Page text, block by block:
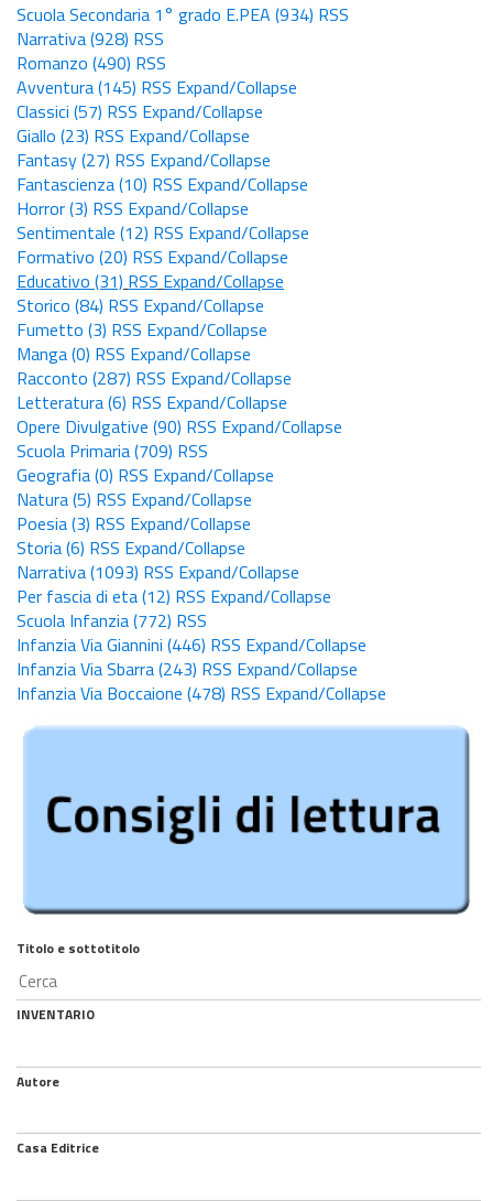
Scuola Secondaria 1° grado E.PEA (934) RSS
Narrativa(928) RSS
Romanzo (490) RSS
Avventura(145) RSS Expand/Collapse
Classici (57) RSS Expand/Collapse
Giallo (23) RSS Expand/Collapse
Fantasy(27) RSS Expand/Collapse
Fantascienza(10) RSS Expand/Collapse
Horror(3) RSS Expand/Collapse
Sentimentale (12) RSS Expand/Collapse
Formativo (20) RSS Expand/Collapse
Educativo (31) RSS Expand/Collapse
Storico (84) RSS Expand/Collapse
Fumetto (3) RSS Expand/Collapse
Manga(0) RSS Expand/Collapse
Racconto (287) RSS Expand/Collapse
Letteratura(6) RSS Expand/Collapse
Opere Divulgative (90) RSS Expand/Collapse
Scuola Primaria(709) RSS
Geografia(0) RSS Expand/Collapse
Natura(5) RSS Expand/Collapse
Poesia(3) RSS Expand/Collapse
Storia(6) RSS Expand/Collapse
Narrativa(1093) RSS Expand/Collapse
Per fascia di eta(12) RSS Expand/Collapse
Scuola Infanzia(772) RSS
Infanzia Via Giannini (446) RSS Expand/Collapse
Infanzia Via Sbarra(243) RSS Expand/Collapse
Infanzia Via Boccaione (478) RSS Expand/Collapse
Titolo e sottotitolo
INVENTARIO
Autore
Casa Editrice